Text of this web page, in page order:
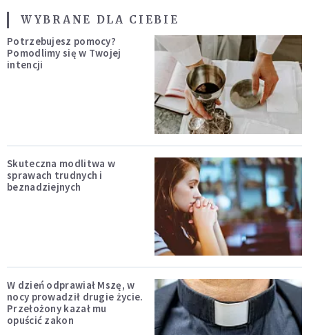
WYBRANE DLA CIEBIE
Potrzebujesz pomocy?
Pomodlimy się w Twojej
intencji
Skuteczna modlitwa w
sprawach trudnych i
beznadziejnych
W dzień odprawiał Mszę, w
nocy prowadził drugie życie.
Przełożony kazał mu
opuścić zakon